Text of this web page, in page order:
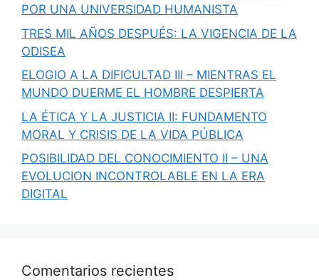
POR UNA UNIVERSIDAD HUMANISTA
TRES MIL AÑOS DESPUÉS: LA VIGENCIA DE LA
ODISEA
ELOGIO A LA DIFICULTAD III – MIENTRAS EL
MUNDO DUERME EL HOMBRE DESPIERTA
LA ÉTICA Y LA JUSTICIA II: FUNDAMENTO
MORAL Y CRISIS DE LA VIDA PÚBLICA
POSIBILIDAD DEL CONOCIMIENTO II – UNA
EVOLUCION INCONTROLABLE EN LA ERA
DIGITAL
Comentarios recientes